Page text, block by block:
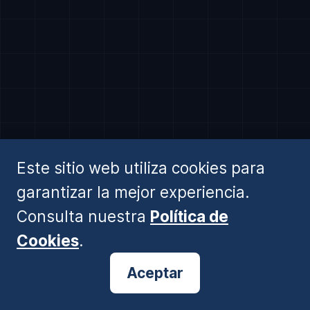
⚠️ AVISO ESMA:Información generada por IA. No es asesoramiento financiero ni recomendación de
© 2026 BlogForex.es
Este sitio web utiliza cookies para
garantizar la mejor experiencia.
Consulta nuestra Política de
Cookies.
Aceptar